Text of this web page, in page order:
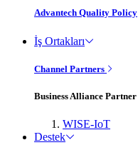
Advantech Quality Policy
İş Ortakları
Channel Partners
Business Alliance Partner
WISE-IoT
Destek